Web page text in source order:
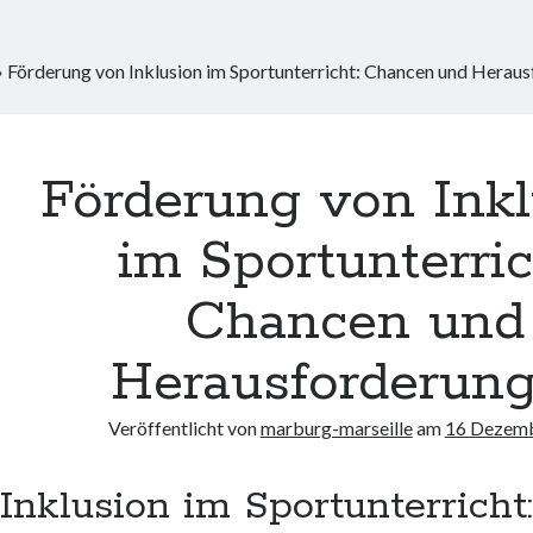
Förderung von Inklusion im Sportunterricht: Chancen und
Förderung von
im
Chancen und
Veröffentlicht vonmarburg-marseilleam 16
Inklusion im Sportunterricht: